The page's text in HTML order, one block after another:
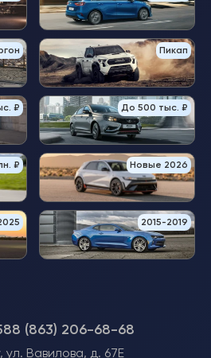
Пикап
₽ До 500 тыс. ₽
₽ Новые 2026
2015-2019
8 (863) 206-68-68
Вавилова, д. 67Е